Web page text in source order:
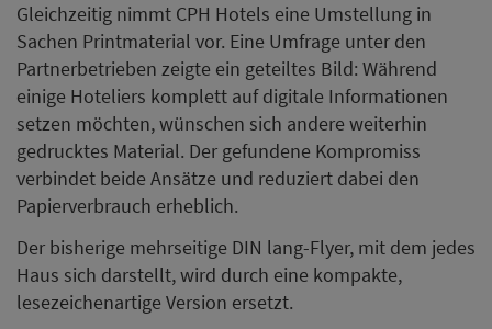
Gleichzeitig nimmt CPH Hotels eine Umstellung in
Sachen Printmaterial vor. Eine Umfrage unter den
Partnerbetrieben zeigte ein geteiltes Bild: Während
einige Hoteliers komplett auf digitale Informationen
setzen möchten, wünschen sich andere weiterhin
gedrucktes Material. Der gefundene Kompromiss
verbindet beide Ansätze und reduziert dabei den
Papierverbrauch erheblich.
Der bisherige mehrseitige DIN lang-Flyer, mit dem jedes
Haus sich darstellt, wird durch eine kompakte,
lesezeichenartige Version ersetzt.